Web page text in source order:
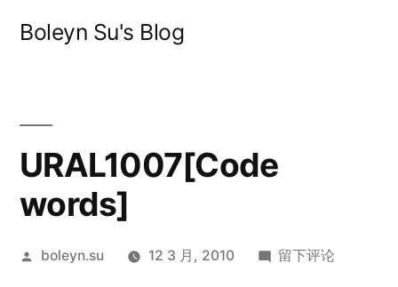
Boleyn Su's Blog
URAL1007[Code
words]
发
boleyn.su 12 3 月, 2010
于
留下评论